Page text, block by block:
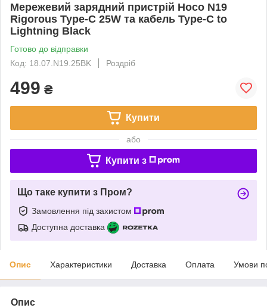
Мережевий зарядний пристрій Hoco N19
Rigorous Type-C 25W та кабель Type-C to
Lightning Black
Готово до відправки
Код: 18.07.N19.25BK
Роздріб
499 ₴
Купити
або
Купити з
Що таке купити з Пром?
Замовлення під захистом
Доступна доставка
Опис Характеристики Доставка Оплата Умови
Опис